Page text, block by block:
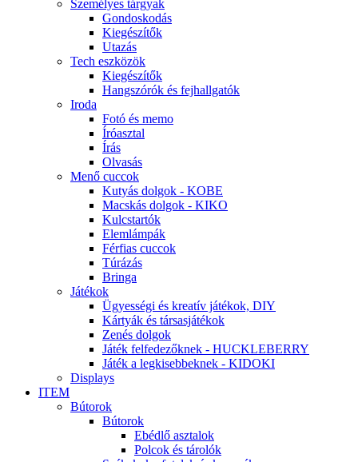
Személyes tárgyak
Gondoskodás
Kiegészítők
Utazás
Tech eszközök
Kiegészítők
Hangszórók és fejhallgatók
Iroda
Fotó és memo
Íróasztal
Írás
Olvasás
Menő cuccok
Kutyás dolgok - KOBE
Macskás dolgok - KIKO
Kulcstartók
Elemlámpák
Férfias cuccok
Túrázás
Bringa
Játékok
Ügyességi és kreatív játékok, DIY
Kártyák és társasjátékok
Zenés dolgok
Játék felfedezőknek - HUCKLEBERRY
Játék a legkisebbeknek - KIDOKI
Displays
ITEM
Bútorok
Bútorok
Ebédlő asztalok
Polcok és tárolók